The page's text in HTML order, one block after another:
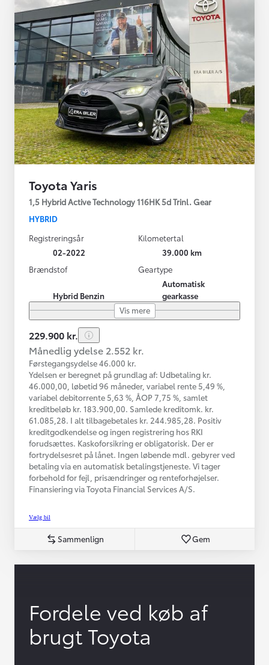
Toyota Yaris
1,5 Hybrid Active Technology 116HK 5d Trinl. Gear
HYBRID
Registreringsår
02-2022
Kilometertal
39.000 km
Brændstof
Hybrid Benzin
Geartype
Automatisk
gearkasse
Vis mere
229.900 kr.
Månedlig ydelse 2.552 kr.
Førstegangsydelse 46.000 kr.
Ydelsen er beregnet på grundlag af: Udbetaling kr.
46.000,00, løbetid 96 måneder, variabel rente 5,49 %,
variabel debitorrente 5,63 %, ÅOP 7,75 %, samlet
kreditbeløb kr. 183.900,00. Samlede kreditomk. kr.
61.085,28. I alt tilbagebetales kr. 244.985,28. Positiv
kreditgodkendelse og ingen registrering hos RKI
forudsættes. Kaskoforsikring er obligatorisk. Der er
fortrydelsesret på lånet. Ingen løbende mdl. gebyrer ved
betaling via en automatisk betalingstjeneste. Vi tager
forbehold for fejl, prisændringer og renteforhøjelser.
Finansiering via Toyota Financial Services A/S.
Vælg bil
Sammenlign Gem
Fordele ved køb af
brugt Toyota